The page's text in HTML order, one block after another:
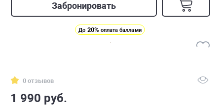
Забронировать
До 20% оплата баллами
0 отзывов
1 990 руб.